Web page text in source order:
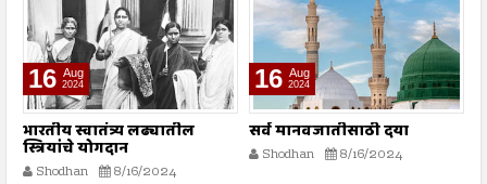
16 Aug
2024
भारतीय स्वातंत्र्य लढ्यातील
स्त्रियांचे योगदान
Shodhan 8/16/2024
16 Aug
2024
सर्व मानवजातीसाठी दया
Shodhan 8/16/2024